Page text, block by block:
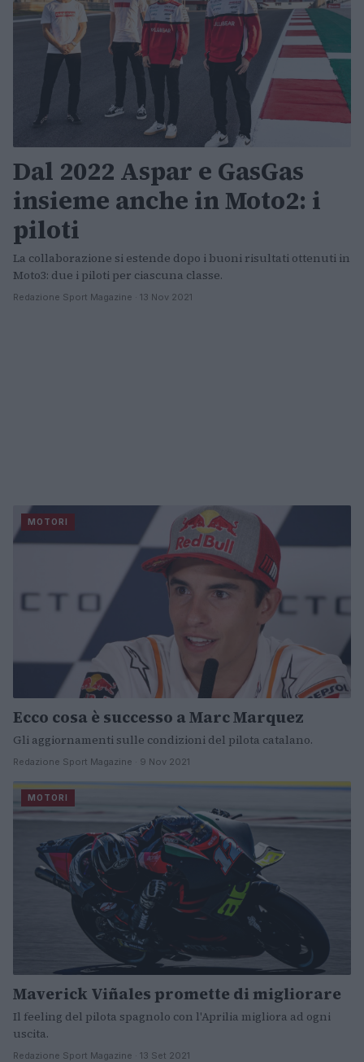
Dal 2022 Aspar e GasGas
insieme anche in Moto2: i
piloti
La collaborazione si estende dopo i buoni risultati ottenuti in
Moto3: due i piloti per ciascuna classe.
Redazione Sport Magazine · 13 Nov 2021
MOTORI
Ecco cosa è successo a Marc Marquez
Gli aggiornamenti sulle condizioni del pilota catalano.
Redazione Sport Magazine · 9 Nov 2021
MOTORI
Maverick Viñales promette di migliorare
Il feeling del pilota spagnolo con l'Aprilia migliora ad ogni
uscita.
Redazione Sport Magazine · 13 Set 2021